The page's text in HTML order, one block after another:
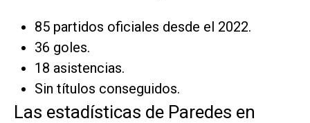
85 partidos oficiales desde el 2022.
36 goles.
18 asistencias.
Sin títulos conseguidos.
Las estadísticas de Paredes en